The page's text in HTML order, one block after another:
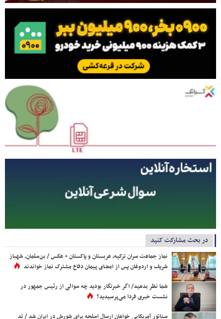
در بحث مشارکت کنید
نماز جماعت سران ترکیه، عربستان و پاکستان + عکس / بن‌سلمان، شهباز
شریف و اردوغان پس از امضای پیمان دفاع مشترک نماز خواندند
شما نظر بدهید/ اگر خبرنگار بودید چه سوالی از رئیس جمهور در
نشست خبری فردا می‌پرسیدید؟
سناتور آمریکایی خواهان ارسال اسلحه برای شورش در ایران شد / تد